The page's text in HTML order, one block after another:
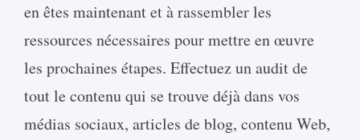
en êtes maintenant et à rassembler les
ressources nécessaires pour mettre en œuvre
les prochaines étapes. Effectuez un audit de
tout le contenu qui se trouve déjà dans vos
médias sociaux, articles de blog, contenu Web,